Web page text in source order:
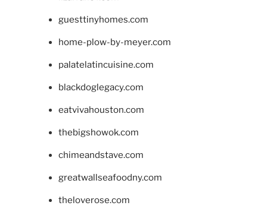
guesttinyhomes.com
home-plow-by-meyer.com
palatelatincuisine.com
blackdoglegacy.com
eatvivahouston.com
thebigshowok.com
chimeandstave.com
greatwallseafoodny.com
theloverose.com